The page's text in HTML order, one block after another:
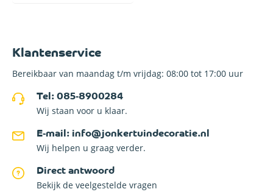
Klantenservice
Bereikbaar van maandag t/m vrijdag: 08:00 tot 17:00 uur
Tel: 085-8900284
Wij staan voor u klaar.
E-mail: info@jonkertuindecoratie.nl
Wij helpen u graag verder.
Direct antwoord
Bekijk de veelgestelde vragen